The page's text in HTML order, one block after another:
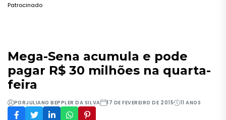
Patrocinado
Mega-Sena acumula e pode
pagar R$ 30 milhões na quarta-
feira
PORJULIANO BEPPLER DA SILVA 17 DE FEVEREIRO DE 2015 11 ANOS